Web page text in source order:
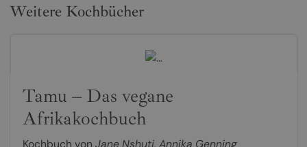
Weitere Kochbücher
Tamu – Das vegane
Afrikakochbuch
Kochbuch von Jane Nshuti, Annika Genning